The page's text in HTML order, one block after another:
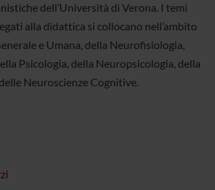
dell’Università di Verona. I temi
alla didattica si collocano nell’ambito
e Umana, della Neurofisiologia,
Psicologia, della Neuropsicologia, della
Neuroscienze Cognitive.